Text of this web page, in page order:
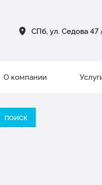
СПб, ул. Седова 47
О компании